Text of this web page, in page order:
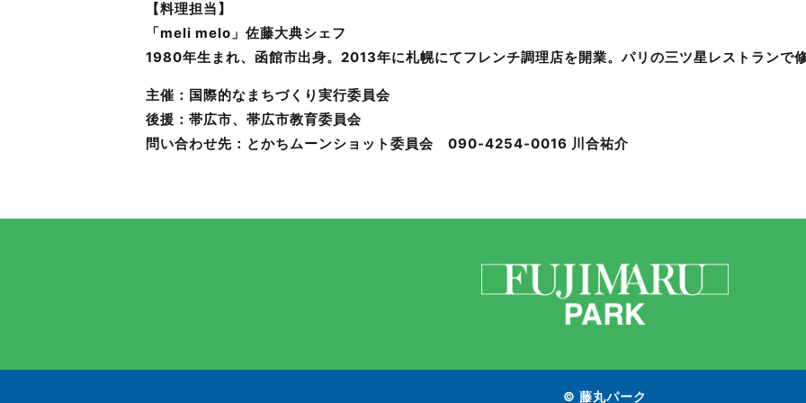
【料理担当】
「meli melo」佐藤大典シェフ
1980年生まれ、函館市出身。2013年に札幌にてフレンチ調理店を開業。パリの三ツ星レストランで修
主催：国際的なまちづくり実行委員会
後援：帯広市、帯広市教育委員会
問い合わせ先：とかちムーンショット委員会 090-4254-0016 川合祐介
© 藤丸パーク